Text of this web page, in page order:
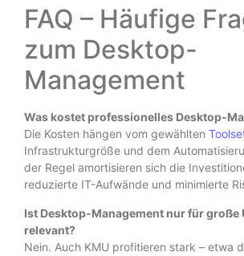
FAQ – Häufige
zum Desktop-
Management
Was kostet professionelles Desktop-
Die Kosten hängen vom gewählten
Infrastrukturgröße und dem
der Regel amortisieren sich die
reduzierte IT-Aufwände und minimierte
Ist Desktop-Management nur für große
relevant?
Nein. Auch KMU profitieren stark – etwa